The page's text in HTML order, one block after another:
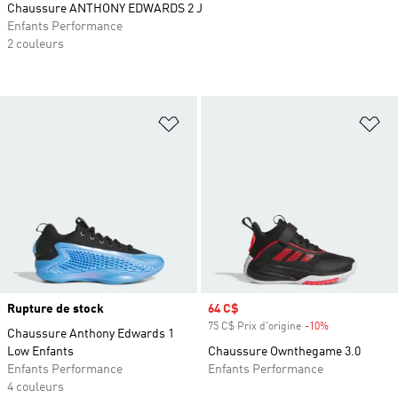
Ajouter à la Liste de produits
Rupture de stock
Chaussure Anthony Edwards 1
Low Enfants
Enfants Performance
4 couleurs
Prix soldé
64 C$
75 C$ Prix d'origine -10%
Chaussure Ownthegame 3.0
Enfants Performance
Chaussure ANTHONY EDWARDS 2 J
Enfants Performance
2 couleurs